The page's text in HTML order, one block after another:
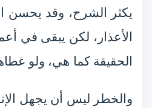
يكثر الشرح، وقد يحسن
الأعذار، لكن يبقى في
الحقيقة كما هي، ولو
والخطر ليس أن يجهل